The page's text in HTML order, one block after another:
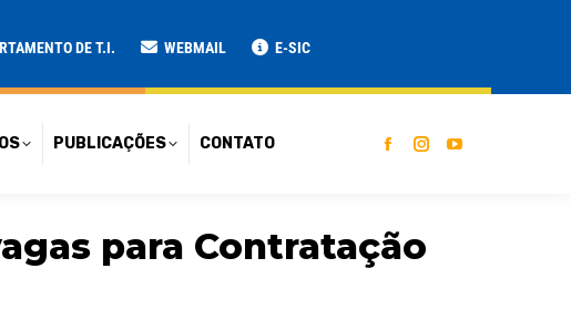
DE T.I. WEBMAIL E-SIC
PUBLICAÇÕES CONTATO
para Contratação